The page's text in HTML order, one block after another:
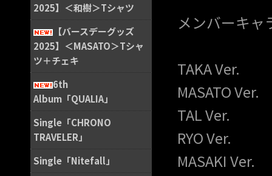
2025】＜和樹＞Tシャツ
【バースデーグッズ
2025】＜MASATO＞Tシャ
ツ＋チェキ
6th
Album「QUALIA」
Single「CHRONO
TRAVELER」
Single「Nitefall」
メンバーキャ
TAKA Ver.
MASATO Ver.
TAL Ver.
RYO Ver.
MASAKI Ver.